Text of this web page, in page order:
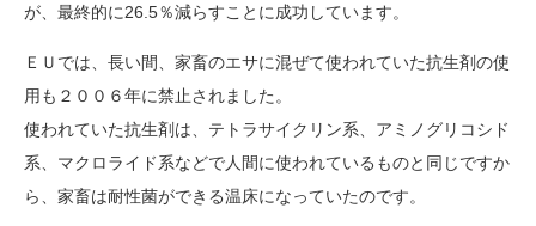
が、最終的に26.5％減らすことに成功しています。
ＥＵでは、長い間、家畜のエサに混ぜて使われていた抗生剤の使
用も２００６年に禁止されました。
使われていた抗生剤は、テトラサイクリン系、アミノグリコシド
系、マクロライド系などで人間に使われているものと同じですか
ら、家畜は耐性菌ができる温床になっていたのです。